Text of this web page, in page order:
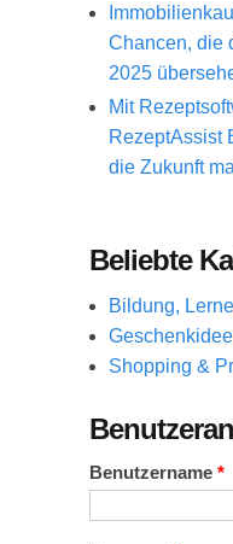
Chancen, die
2025
Mit
RezeptAssist
die Zukunft
Beliebte
Bildung,
Shopping &
Benutzername *